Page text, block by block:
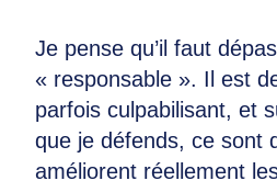
Je pense qu’il faut
« responsable ». Il est
parfois culpabilisant, et
que je défends, ce sont
améliorent réellement